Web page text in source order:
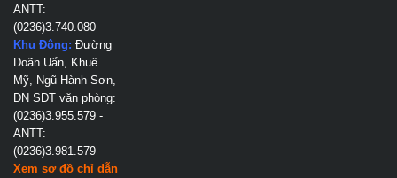
ANTT:
(0236)3.740.080
Khu Đông: Đường
Doãn Uẩn, Khuê
Mỹ, Ngũ Hành Sơn,
ĐN SĐT văn phòng:
(0236)3.955.579 -
ANTT:
(0236)3.981.579
Xem sơ đồ chỉ dẫn